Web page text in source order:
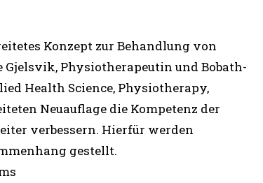
Konzept zur Behandlung von
Physiotherapeutin und Bobath-
Health Science, Physiotherapy,
Neuauflage die Kompetenz der
verbessern. Hierfür werden
gestellt.